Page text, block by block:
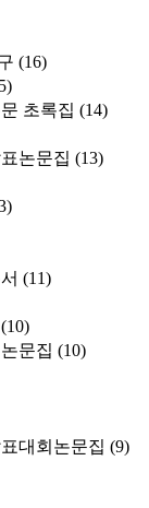
(16)
초록집 (14)
논문집 (13)
(11)
(10)
문집 (10)
대회논문집 (9)